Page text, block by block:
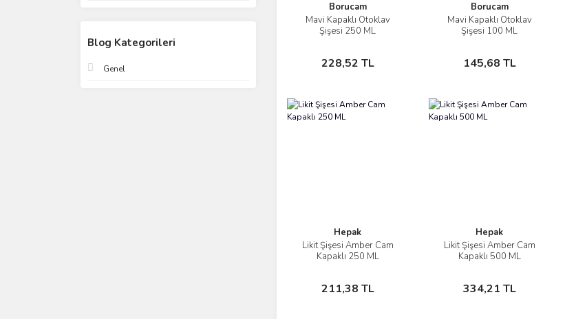
Blog Kategorileri
Genel
Borucam
Mavi Kapaklı Otoklav
Şişesi 250 ML
228,52 TL
İncele
Sepete Ekle
Borucam
Mavi Kapaklı Otoklav
Şişesi 100 ML
145,68 TL
İncele
Sepete Ekle
Hepak
Likit Şişesi Amber Cam
Kapaklı 250 ML
211,38 TL
İncele
Sepete Ekle
Hepak
Likit Şişesi Amber Cam
Kapaklı 500 ML
334,21 TL
İncele
Sepete Ekle